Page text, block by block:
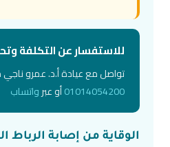
للاستفسار عن التكلفة
تواصل مع عيادة أ.د. عمرو
01014054200أو عبرواتساب
الوقاية من إصابة الرباط